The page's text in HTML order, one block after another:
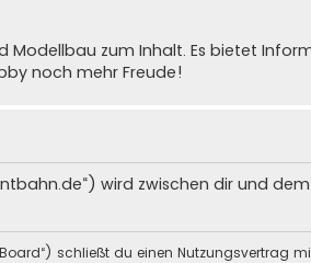
zum Inhalt. Es bietet
noch mehr Freude!
wird zwischen dir und
schließt du einen Nutzungsvertrag